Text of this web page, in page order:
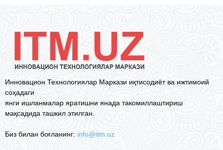
Инновацион Технологиялар Маркази иқтисодиёт ва ижтимоий
соҳадаги
янги ишланмалар яратишни янада такомиллаштириш
мақсадида ташкил этилган.
Биз билан боғланинг: info@itm.uz